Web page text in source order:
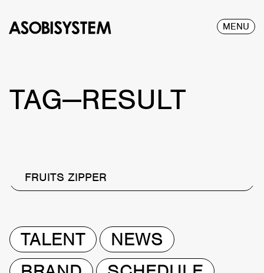
MENU
TAG—RESULT
FRUITS ZIPPER
TALENT
NEWS